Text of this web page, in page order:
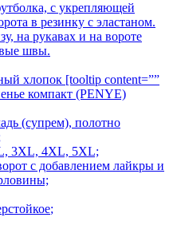
с укрепляющей
в резинку с эластаном.
на рукавах и на вороте
швы.
хлопок [tooltip content=””
компакт (PENYE)
(супрем), полотно
3XL, 4XL, 5XL;
с добавлением лайкры и
;